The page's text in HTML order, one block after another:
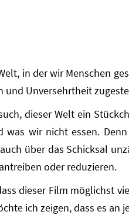
in der wir Menschen
und Unversehrtheit
dieser Welt ein
was wir nicht essen.
über das Schicksal
oder reduzieren.
dieser Film möglichst
ich zeigen, dass es